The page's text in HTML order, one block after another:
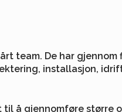
team. De har
installasjon,
å gjennomføre større